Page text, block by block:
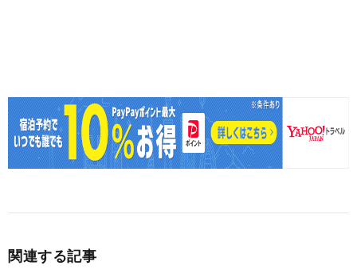
関連する記事